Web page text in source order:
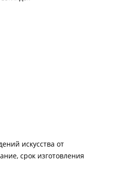
искусства от
срок изготовления